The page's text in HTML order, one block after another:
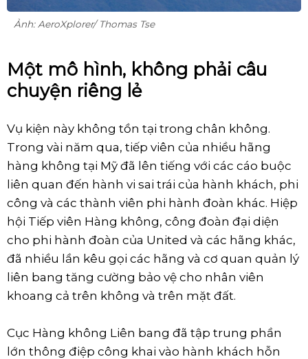
Ảnh: AeroXplorer/ Thomas Tse
Một mô hình, không phải câu
chuyện riêng lẻ
Vụ kiện này không tồn tại trong chân không.
Trong vài năm qua, tiếp viên của nhiều hãng
hàng không tại Mỹ đã lên tiếng với các cáo buộc
liên quan đến hành vi sai trái của hành khách, phi
công và các thành viên phi hành đoàn khác. Hiệp
hội Tiếp viên Hàng không, công đoàn đại diện
cho phi hành đoàn của United và các hãng khác,
đã nhiều lần kêu gọi các hãng và cơ quan quản lý
liên bang tăng cường bảo vệ cho nhân viên
khoang cả trên không và trên mặt đất.
Cục Hàng không Liên bang đã tập trung phần
lớn thông điệp công khai vào hành khách hỗn